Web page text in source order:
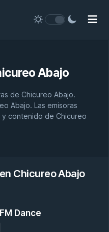
Abajo
de Chicureo Abajo.
Abajo. Las emisoras
y contenido de Chicureo
Chicureo Abajo
Dance